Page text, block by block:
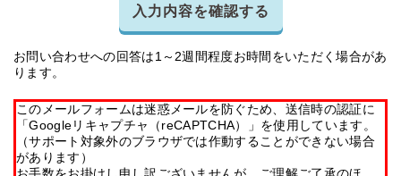
入力内容を確認する
お問い合わせへの回答は1～2週間程度お時間をいただく場合があ
ります。
このメールフォームは迷惑メールを防ぐため、送信時の認証に
「Googleリキャプチャ（reCAPTCHA）」を使用しています。
（サポート対象外のブラウザでは作動することができない場合
があります）